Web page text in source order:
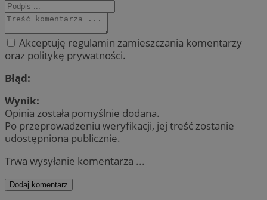
Akceptuję regulamin zamieszczania komentarzy
oraz politykę prywatności.
Błąd:
Wynik:
Opinia została pomyślnie dodana.
Po przeprowadzeniu weryfikacji, jej treść zostanie
udostępniona publicznie.
Trwa wysyłanie komentarza ...
Dodaj komentarz